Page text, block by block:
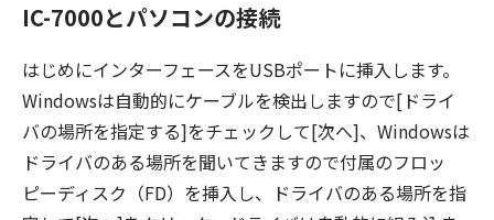
IC-7000とパソコンの接続
はじめにインターフェースをUSBポートに挿入します。
Windowsは自動的にケーブルを検出しますので[ドライ
バの場所を指定する]をチェックして[次へ]、Windowsは
ドライバのある場所を聞いてきますので付属のフロッ
ピーディスク（FD）を挿入し、ドライバのある場所を指